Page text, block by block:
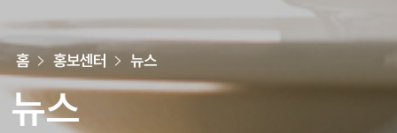
홈 홍보센터 뉴스
뉴스